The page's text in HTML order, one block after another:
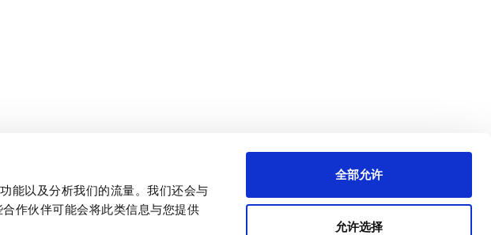
能以及分析我们的流量。我们还会与
作伙伴可能会将此类信息与您提供
全部允许
允许选择